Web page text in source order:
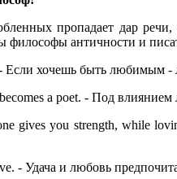
пропадает дар
античности и
Если хочешь быть любимым -
a poet. - Под влиянием
gives you strength, while
- Удача и любовь